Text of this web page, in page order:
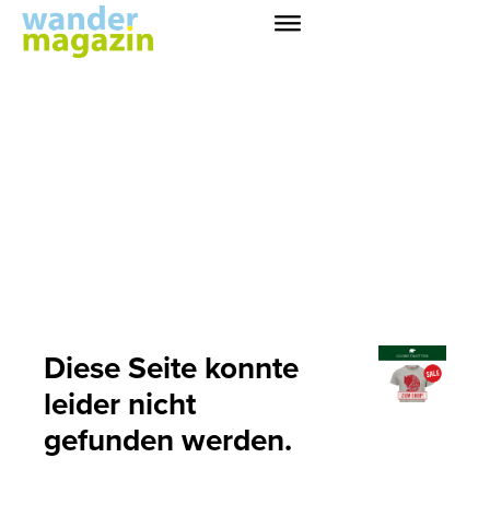
Diese Seite konnte
leider nicht
gefunden werden.